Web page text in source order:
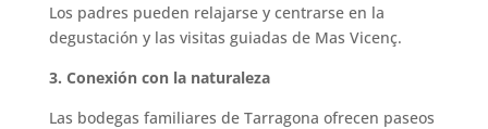
Los padres pueden relajarse y centrarse en la
degustación y las visitas guiadas de Mas Vicenç.
3. Conexión con la naturaleza
Las bodegas familiares de Tarragona ofrecen paseos